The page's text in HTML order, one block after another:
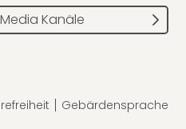
Kanäle
Gebärdensprache